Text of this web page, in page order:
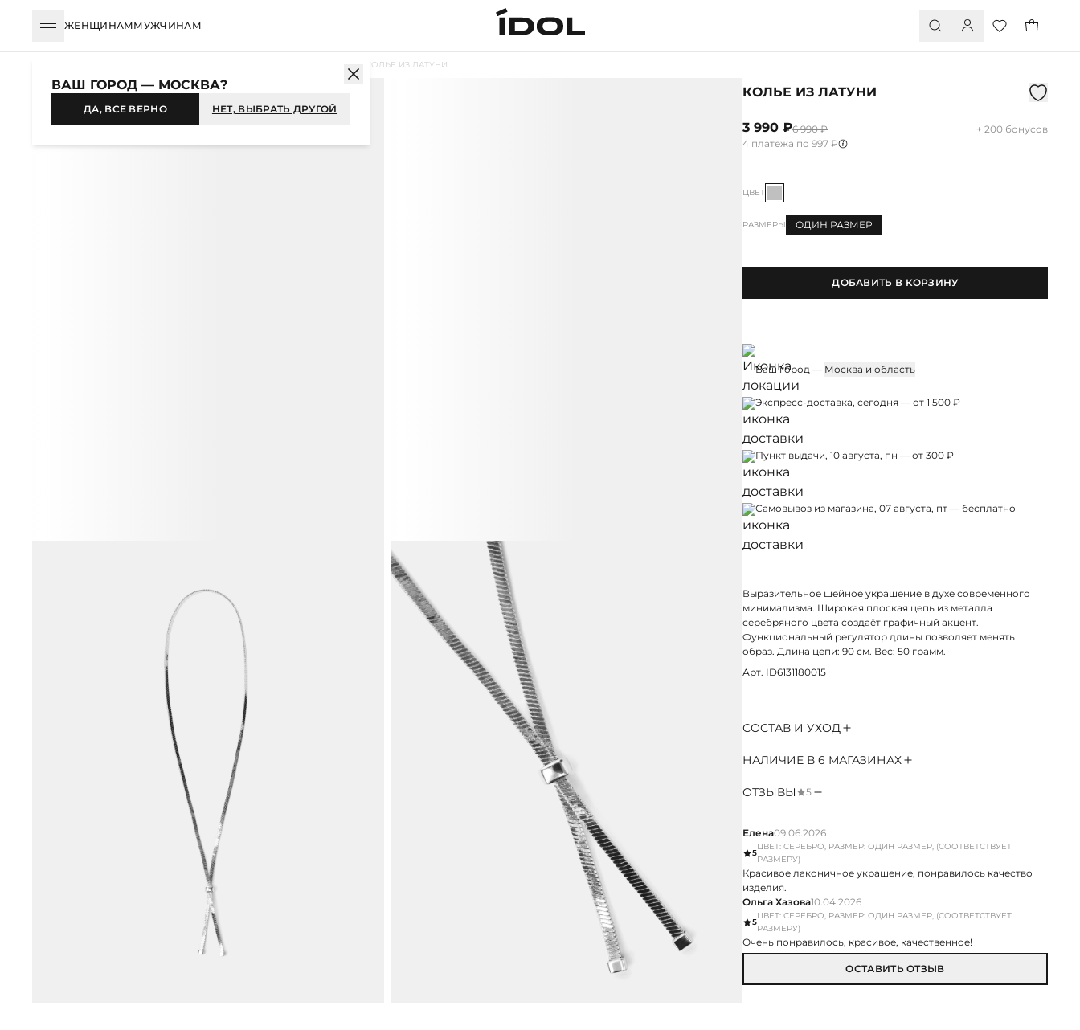
ЖЕНЩИНАММУЖЧИНАМ
КОЛЬЕ ИЗ ЛАТУНИ
КОЛЬЕ ИЗ ЛАТУНИ
3 990 ₽6 990 ₽
+ 200 бонусов
4 платежа по 997 ₽
ЦВЕТ
РАЗМЕРЫ ОДИН РАЗМЕР
ДОБАВИТЬ В КОРЗИНУ
Ваш город — Москва и область
Экспресс-доставка, сегодня — от 1 500 ₽
Пункт выдачи, 10 августа, пн — от 300 ₽
Самовывоз из магазина, 07 августа, пт — бесплатно
Выразительное шейное украшение в духе современного
минимализма. Широкая плоская цепь из металла
серебряного цвета создаёт графичный акцент.
Функциональный регулятор длины позволяет менять
образ. Длина цепи: 90 см. Вес: 50 грамм.
Арт. ID6131180015
СОСТАВ И УХОД
НАЛИЧИЕ В 6 МАГАЗИНАХ
ОТЗЫВЫ 5
Елена09.06.2026
5
ЦВЕТ: СЕРЕБРО, РАЗМЕР: ОДИН РАЗМЕР, (СООТВЕТСТВУЕТ
РАЗМЕРУ)
Красивое лаконичное украшение, понравилось качество
изделия.
Ольга Хазова10.04.2026
5
ЦВЕТ: СЕРЕБРО, РАЗМЕР: ОДИН РАЗМЕР, (СООТВЕТСТВУЕТ
РАЗМЕРУ)
Очень понравилось, красивое, качественное!
ОСТАВИТЬ ОТЗЫВ
ВАШ ГОРОД — МОСКВА?
ДА, ВСЕ ВЕРНО НЕТ, ВЫБРАТЬ ДРУГОЙ